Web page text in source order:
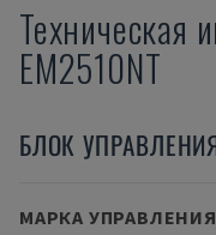
Техническая
EM2510NT
БЛОК
МАРКА УПРАВЛЕНИЯ